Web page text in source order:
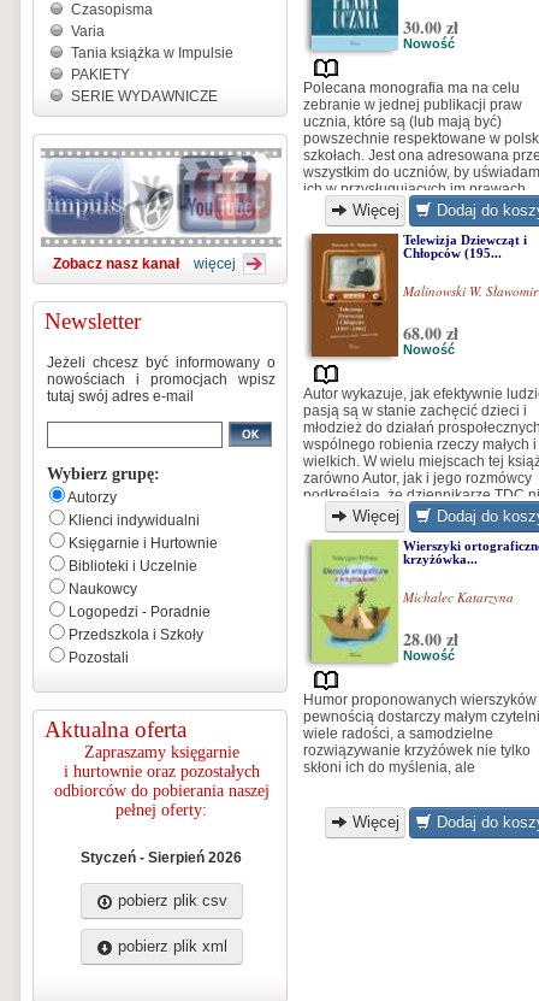
Czasopisma
Varia
Tania książka w Impulsie
PAKIETY
SERIE WYDAWNICZE
Zobacz nasz kanał więcej
Newsletter
Jeżeli chcesz być informowany o
nowościach i promocjach wpisz
tutaj swój adres e-mail
Wybierz grupę:
Autorzy
Klienci indywidualni
Księgarnie i Hurtownie
Biblioteki i Uczelnie
Naukowcy
Logopedzi - Poradnie
Przedszkola i Szkoły
Pozostali
Aktualna oferta
Zapraszamy księgarnie
i hurtownie oraz pozostałych
odbiorców do pobierania naszej
pełnej oferty:
Styczeń - Sierpień 2026
pobierz plik csv
pobierz plik xml
30.00 zł
Nowość
Polecana monografia ma na celu
zebranie w jednej publikacji praw
ucznia, które są (lub mają być)
powszechnie respektowane w
szkołach. Jest ona adresowana
wszystkim do uczniów, by
ich w przysługujących im prawach.
Więcej Dodaj do
Telewizja Dziewcząt i
Chłopców (195...
Malinowski W. Sławomir
68.00 zł
Nowość
Autor wykazuje, jak efektywnie
pasją są w stanie zachęcić dzieci i
młodzież do działań
wspólnego robienia rzeczy małych i
wielkich. W wielu miejscach tej
zarówno Autor, jak i jego rozmówcy
podkreślają, że dziennikarze TDC
mówili do dzieci, lecz rozmawiali z
dziećmi... [...]
Więcej Dodaj do
Wierszyki
krzyżówka...
Michalec Katarzyna
28.00 zł
Nowość
Humor proponowanych wierszyków
pewnością dostarczy małym
wiele radości, a samodzielne
rozwiązywanie krzyżówek nie tylko
skłoni ich do myślenia, ale
Więcej Dodaj do